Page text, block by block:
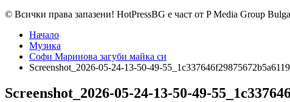
© Всички права запазени! HotPressBG е част от P Media Group
Начало
Музика
Софи Маринова загуби майка си
Screenshot_2026-05-24-13-50-49-
Screenshot_2026-05-24-13-50-49-